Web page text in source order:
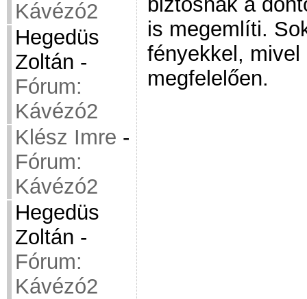
Kávézó2
Hegedüs
Zoltán -
Fórum:
Kávézó2
Klész Imre -
Fórum:
Kávézó2
Hegedüs
Zoltán -
Fórum:
Kávézó2
is megemlíti.
fényekkel,
megfelelően.